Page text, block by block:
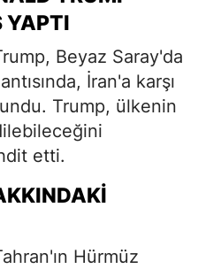
YAPTI
Beyaz Saray'da
İran'a karşı
Trump, ülkenin
etti.
Hürmüz